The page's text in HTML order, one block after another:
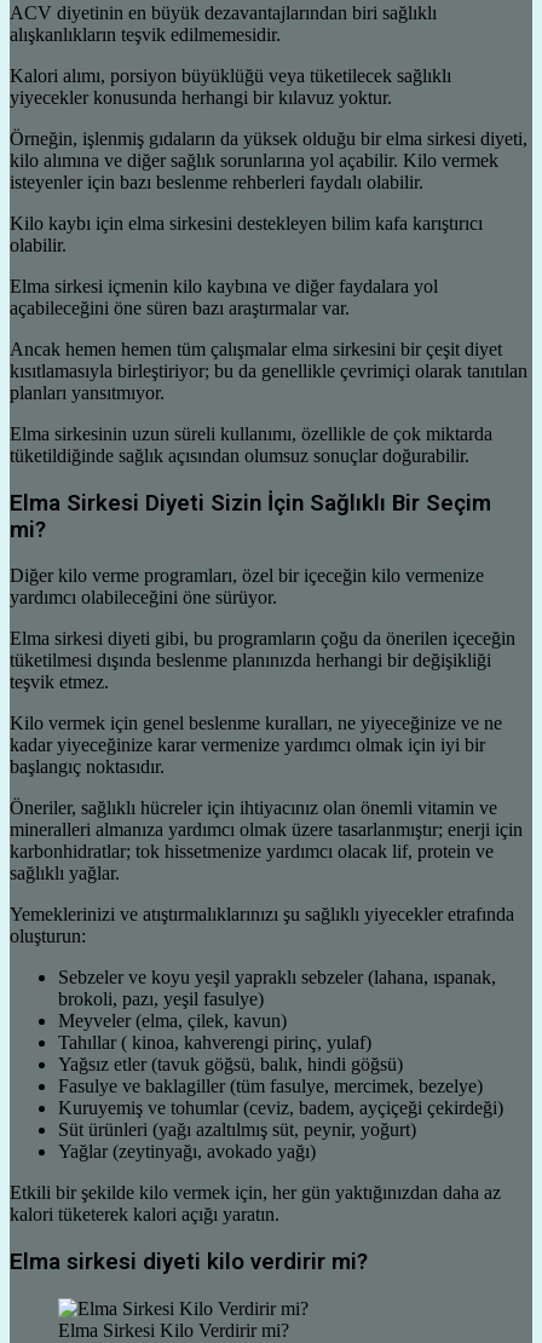
ACV diyetinin en büyük dezavantajlarından biri sağlıklı
alışkanlıkların teşvik edilmemesidir.
Kalori alımı, porsiyon büyüklüğü veya tüketilecek sağlıklı
yiyecekler konusunda herhangi bir kılavuz yoktur.
Örneğin, işlenmiş gıdaların da yüksek olduğu bir elma sirkesi diyeti,
kilo alımına ve diğer sağlık sorunlarına yol açabilir. Kilo vermek
isteyenler için bazı beslenme rehberleri faydalı olabilir.
Kilo kaybı için elma sirkesini destekleyen bilim kafa karıştırıcı
olabilir.
Elma sirkesi içmenin kilo kaybına ve diğer faydalara yol
açabileceğini öne süren bazı araştırmalar var.
Ancak hemen hemen tüm çalışmalar elma sirkesini bir çeşit diyet
kısıtlamasıyla birleştiriyor; bu da genellikle çevrimiçi olarak tanıtılan
planları yansıtmıyor.
Elma sirkesinin uzun süreli kullanımı, özellikle de çok miktarda
tüketildiğinde sağlık açısından olumsuz sonuçlar doğurabilir.
Elma Sirkesi Diyeti Sizin İçin Sağlıklı Bir Seçim
mi?
Diğer kilo verme programları, özel bir içeceğin kilo vermenize
yardımcı olabileceğini öne sürüyor.
Elma sirkesi diyeti gibi, bu programların çoğu da önerilen içeceğin
tüketilmesi dışında beslenme planınızda herhangi bir değişikliği
teşvik etmez.
Kilo vermek için genel beslenme kuralları, ne yiyeceğinize ve ne
kadar yiyeceğinize karar vermenize yardımcı olmak için iyi bir
başlangıç ​​noktasıdır.
Öneriler, sağlıklı hücreler için ihtiyacınız olan önemli vitamin ve
mineralleri almanıza yardımcı olmak üzere tasarlanmıştır; enerji için
karbonhidratlar; tok hissetmenize yardımcı olacak lif, protein ve
sağlıklı yağlar.
Yemeklerinizi ve atıştırmalıklarınızı şu sağlıklı yiyecekler etrafında
oluşturun:
Sebzeler ve koyu yeşil yapraklı sebzeler (lahana, ıspanak,
brokoli, pazı, yeşil fasulye)
Meyveler (elma, çilek, kavun)
Tahıllar ( kinoa, kahverengi pirinç, yulaf)
Yağsız etler (tavuk göğsü, balık, hindi göğsü)
Fasulye ve baklagiller (tüm fasulye, mercimek, bezelye)
Kuruyemiş ve tohumlar (ceviz, badem, ayçiçeği çekirdeği)
Süt ürünleri (yağı azaltılmış süt, peynir, yoğurt)
Yağlar (zeytinyağı, avokado yağı)
Etkili bir şekilde kilo vermek için, her gün yaktığınızdan daha az
kalori tüketerek kalori açığı yaratın.
Elma sirkesi diyeti kilo verdirir mi?
Elma Sirkesi Kilo Verdirir mi?